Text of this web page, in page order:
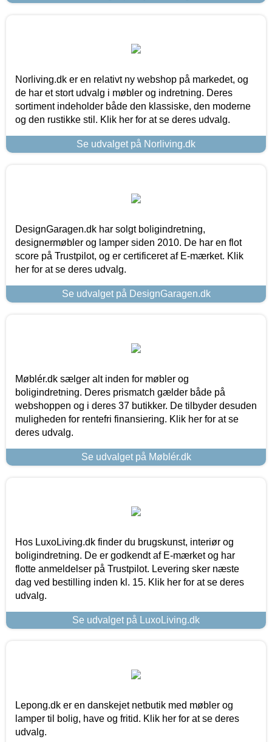
Norliving.dk er en relativt ny webshop på markedet, og
de har et stort udvalg i møbler og indretning. Deres
sortiment indeholder både den klassiske, den moderne
og den rustikke stil. Klik her for at se deres udvalg.
Se udvalget på Norliving.dk
DesignGaragen.dk har solgt boligindretning,
designermøbler og lamper siden 2010. De har en flot
score på Trustpilot, og er certificeret af E-mærket. Klik
her for at se deres udvalg.
Se udvalget på DesignGaragen.dk
Møblér.dk sælger alt inden for møbler og
boligindretning. Deres prismatch gælder både på
webshoppen og i deres 37 butikker. De tilbyder desuden
muligheden for rentefri finansiering. Klik her for at se
deres udvalg.
Se udvalget på Møblér.dk
Hos LuxoLiving.dk finder du brugskunst, interiør og
boligindretning. De er godkendt af E-mærket og har
flotte anmeldelser på Trustpilot. Levering sker næste
dag ved bestilling inden kl. 15. Klik her for at se deres
udvalg.
Se udvalget på LuxoLiving.dk
Lepong.dk er en danskejet netbutik med møbler og
lamper til bolig, have og fritid. Klik her for at se deres
udvalg.